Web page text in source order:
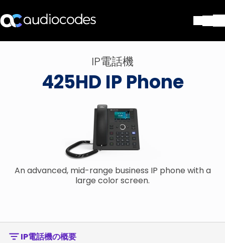
製品とアプリケーション
パートナー
サポートセンター
IP電話機
425HD IP Phone
An advanced, mid-range business IP phone with a
large color screen.
IP電話機の概要